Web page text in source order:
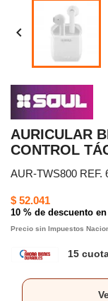

AURICULAR
CONTROL
AUR-TWS800 REF.
$ 52.041
10 % de descuento
Precio sin Impuestos
15